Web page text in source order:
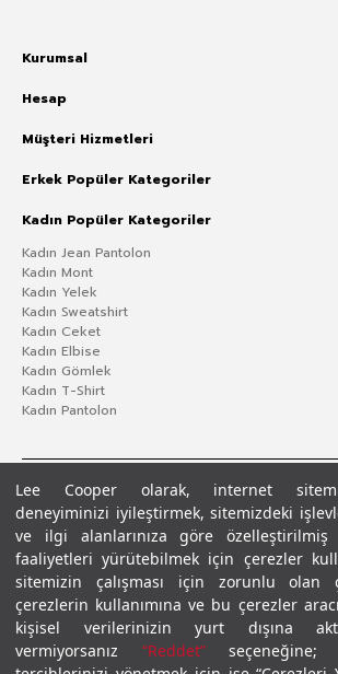
Lee Cooper olarak, internet
deneyiminizi iyileştirmek, sitemizdeki
ve ilgi alanlarınıza göre özelleştirilmiş
faaliyetleri yürütebilmek için çerezler
sitemizin çalışması için zorunlu olan
çerezlerin kullanımına ve bu çerezler
kişisel verilerinizin yurt dışına
vermiyorsanız “Reddet”seçeneğine;
Kurumsal
Hesap
Müşteri Hizmetleri
Erkek Popüler Kategoriler
Kadın Popüler Kategoriler
Kadın Jean Pantolon
Kadın Mont
Kadın Yelek
Kadın Sweatshirt
Kadın Ceket
Kadın Elbise
Kadın Gömlek
Kadın T-Shirt
Kadın Pantolon
Gizlilik PolitikasıÇerez Politikası KVKK Aydınlatma
© 2026 Leecooper - Tüm Hakları